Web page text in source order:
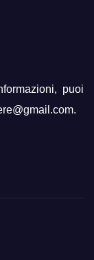
puoi